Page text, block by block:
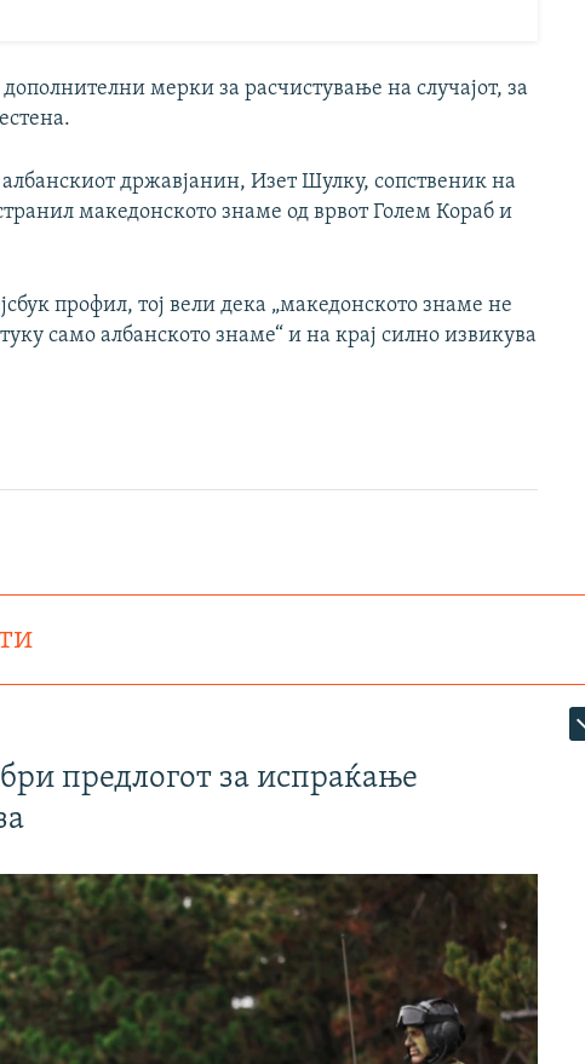
мерки за расчистување на случајот, за
државјанин, Изет Шулку, сопственик на
македонското знаме од врвот Голем Кораб и
профил, тој вели дека „македонското знаме не
само албанското знаме“ и на крај силно извикува
предлогот за испраќање